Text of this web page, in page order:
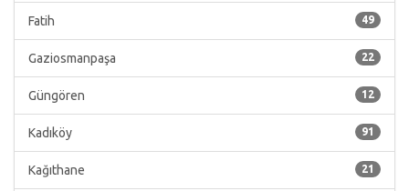
49
Fatih
22
Gaziosmanpaşa
12
Güngören
91
Kadıköy
21
Kağıthane